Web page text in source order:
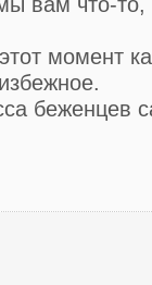
момент
беженцев